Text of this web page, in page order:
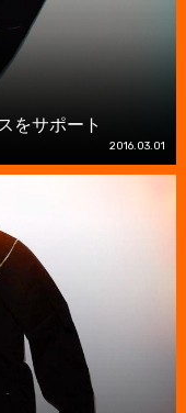
をサポート
2016.03.01